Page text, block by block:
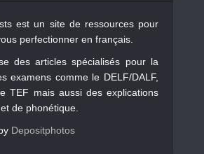
est un site de ressources pour
perfectionner en français.
des articles spécialisés pour la
examens comme le DELF/DALF,
TEF mais aussi des explications
de phonétique.
Depositphotos